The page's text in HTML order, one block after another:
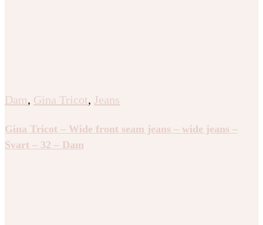
Dam, Gina Tricot, Jeans
Gina Tricot – Wide front seam jeans – wide jeans –
Svart – 32 – Dam